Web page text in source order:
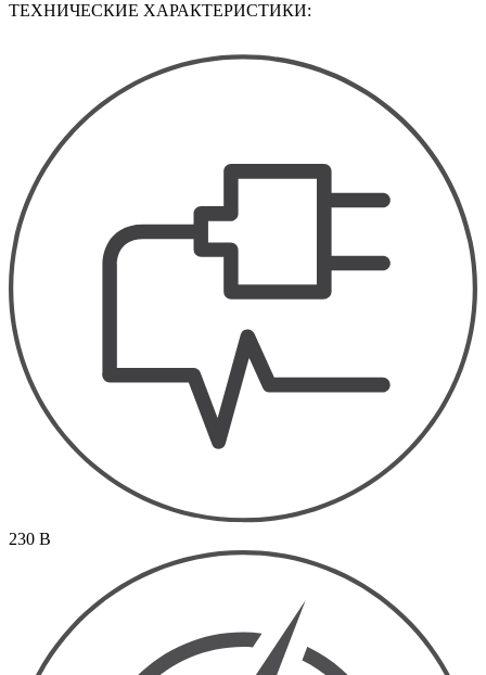
ТЕХНИЧЕСКИЕ ХАРАКТЕРИСТИКИ:
230 В